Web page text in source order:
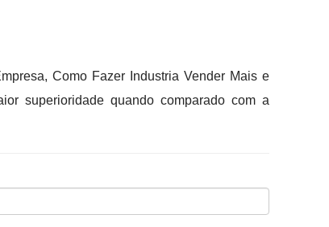
Como Fazer Industria Vender Mais e
superioridade quando comparado com a